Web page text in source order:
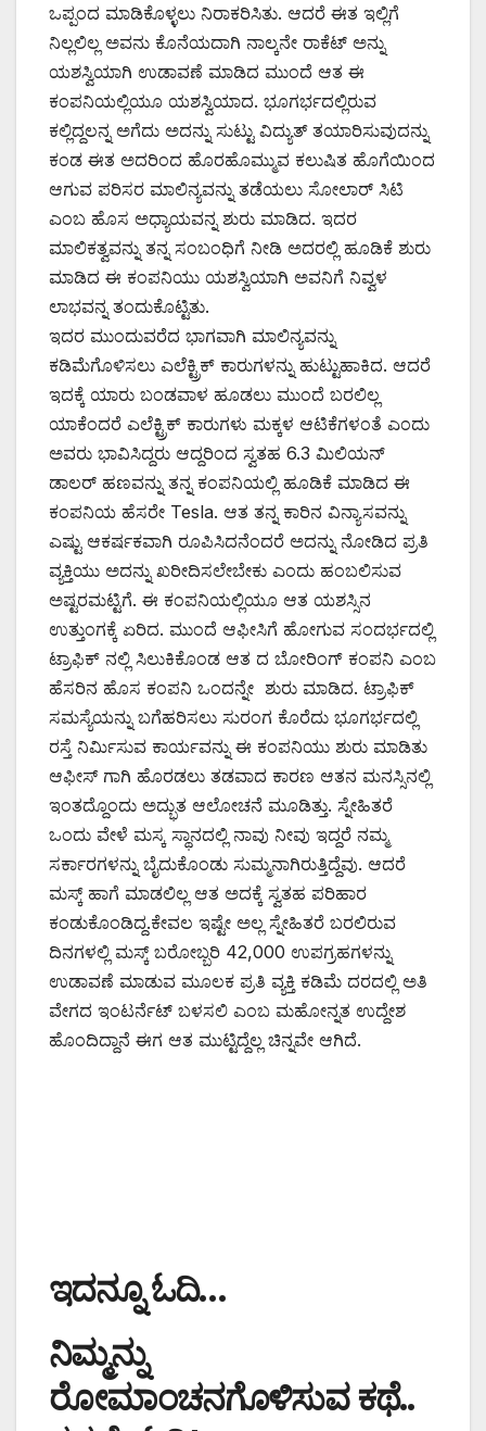
ಒಪ್ಪಂದ ಮಾಡಿಕೊಳ್ಳಲು ನಿರಾಕರಿಸಿತು. ಆದರೆ ಈತ ಇಲ್ಲಿಗೆ
ನಿಲ್ಲಲಿಲ್ಲ ಅವನು ಕೊನೆಯದಾಗಿ ನಾಲ್ಕನೇ ರಾಕೆಟ್ ಅನ್ನು
ಯಶಸ್ವಿಯಾಗಿ ಉಡಾವಣೆ ಮಾಡಿದ ಮುಂದೆ ಆತ ಈ
ಕಂಪನಿಯಲ್ಲಿಯೂ ಯಶಸ್ವಿಯಾದ. ಭೂಗರ್ಭದಲ್ಲಿರುವ
ಕಲ್ಲಿದ್ದಲನ್ನ ಅಗೆದು ಅದನ್ನು ಸುಟ್ಟು ವಿದ್ಯುತ್ ತಯಾರಿಸುವುದನ್ನು
ಕಂಡ ಈತ ಅದರಿಂದ ಹೊರಹೊಮ್ಮುವ ಕಲುಷಿತ ಹೊಗೆಯಿಂದ
ಆಗುವ ಪರಿಸರ ಮಾಲಿನ್ಯವನ್ನು ತಡೆಯಲು ಸೋಲಾರ್ ಸಿಟಿ
ಎಂಬ ಹೊಸ ಅಧ್ಯಾಯವನ್ನ ಶುರು ಮಾಡಿದ. ಇದರ
ಮಾಲಿಕತ್ವವನ್ನು ತನ್ನ ಸಂಬಂಧಿಗೆ ನೀಡಿ ಅದರಲ್ಲಿ ಹೂಡಿಕೆ ಶುರು
ಮಾಡಿದ ಈ ಕಂಪನಿಯು ಯಶಸ್ವಿಯಾಗಿ ಅವನಿಗೆ ನಿವ್ವಳ
ಲಾಭವನ್ನ ತಂದುಕೊಟ್ಟಿತು.
ಇದರ ಮುಂದುವರೆದ ಭಾಗವಾಗಿ ಮಾಲಿನ್ಯವನ್ನು
ಕಡಿಮೆಗೊಳಿಸಲು ಎಲೆಕ್ಟ್ರಿಕ್ ಕಾರುಗಳನ್ನು ಹುಟ್ಟುಹಾಕಿದ. ಆದರೆ
ಇದಕ್ಕೆ ಯಾರು ಬಂಡವಾಳ ಹೂಡಲು ಮುಂದೆ ಬರಲಿಲ್ಲ
ಯಾಕೆಂದರೆ ಎಲೆಕ್ಟ್ರಿಕ್ ಕಾರುಗಳು ಮಕ್ಕಳ ಆಟಿಕೆಗಳಂತೆ ಎಂದು
ಅವರು ಭಾವಿಸಿದ್ದರು ಆದ್ದರಿಂದ ಸ್ವತಹ 6.3 ಮಿಲಿಯನ್
ಡಾಲರ್ ಹಣವನ್ನು ತನ್ನ ಕಂಪನಿಯಲ್ಲಿ ಹೂಡಿಕೆ ಮಾಡಿದ ಈ
ಕಂಪನಿಯ ಹೆಸರೇ Tesla. ಆತ ತನ್ನ ಕಾರಿನ ವಿನ್ಯಾಸವನ್ನು
ಎಷ್ಟು ಆಕರ್ಷಕವಾಗಿ ರೂಪಿಸಿದನೆಂದರೆ ಅದನ್ನು ನೋಡಿದ ಪ್ರತಿ
ವ್ಯಕ್ತಿಯು ಅದನ್ನು ಖರೀದಿಸಲೇಬೇಕು ಎಂದು ಹಂಬಲಿಸುವ
ಅಷ್ಟರಮಟ್ಟಿಗೆ. ಈ ಕಂಪನಿಯಲ್ಲಿಯೂ ಆತ ಯಶಸ್ಸಿನ
ಉತ್ತುಂಗಕ್ಕೆ ಏರಿದ. ಮುಂದೆ ಆಫೀಸಿಗೆ ಹೋಗುವ ಸಂದರ್ಭದಲ್ಲಿ
ಟ್ರಾಫಿಕ್ ನಲ್ಲಿ ಸಿಲುಕಿಕೊಂಡ ಆತ ದ ಬೋರಿಂಗ್ ಕಂಪನಿ ಎಂಬ
ಹೆಸರಿನ ಹೊಸ ಕಂಪನಿ ಒಂದನ್ನೇ ಶುರು ಮಾಡಿದ. ಟ್ರಾಫಿಕ್
ಸಮಸ್ಯೆಯನ್ನು ಬಗೆಹರಿಸಲು ಸುರಂಗ ಕೊರೆದು ಭೂಗರ್ಭದಲ್ಲಿ
ರಸ್ತೆ ನಿರ್ಮಿಸುವ ಕಾರ್ಯವನ್ನು ಈ ಕಂಪನಿಯು ಶುರು ಮಾಡಿತು
ಆಫೀಸ್ ಗಾಗಿ ಹೊರಡಲು ತಡವಾದ ಕಾರಣ ಆತನ ಮನಸ್ಸಿನಲ್ಲಿ
ಇಂತದ್ದೊಂದು ಅದ್ಭುತ ಆಲೋಚನೆ ಮೂಡಿತ್ತು. ಸ್ನೇಹಿತರೆ
ಒಂದು ವೇಳೆ ಮಸ್ಕ ಸ್ಥಾನದಲ್ಲಿ ನಾವು ನೀವು ಇದ್ದರೆ ನಮ್ಮ
ಸರ್ಕಾರಗಳನ್ನು ಬೈದುಕೊಂಡು ಸುಮ್ಮನಾಗಿರುತ್ತಿದ್ದೆವು. ಆದರೆ
ಮಸ್ಕ್ ಹಾಗೆ ಮಾಡಲಿಲ್ಲ ಆತ ಅದಕ್ಕೆ ಸ್ವತಹ ಪರಿಹಾರ
ಕಂಡುಕೊಂಡಿದ್ದ.ಕೇವಲ ಇಷ್ಟೇ ಅಲ್ಲ ಸ್ನೇಹಿತರೆ ಬರಲಿರುವ
ದಿನಗಳಲ್ಲಿ ಮಸ್ಕ್ ಬರೋಬ್ಬರಿ 42,000 ಉಪಗ್ರಹಗಳನ್ನು
ಉಡಾವಣೆ ಮಾಡುವ ಮೂಲಕ ಪ್ರತಿ ವ್ಯಕ್ತಿ ಕಡಿಮೆ ದರದಲ್ಲಿ ಅತಿ
ವೇಗದ ಇಂಟರ್ನೆಟ್ ಬಳಸಲಿ ಎಂಬ ಮಹೋನ್ನತ ಉದ್ದೇಶ
ಹೊಂದಿದ್ದಾನೆ ಈಗ ಆತ ಮುಟ್ಟಿದ್ದೆಲ್ಲ ಚಿನ್ನವೇ ಆಗಿದೆ.
ಇದನ್ನೂ ಓದಿ…
ನಿಮ್ಮನ್ನು
ರೋಮಾಂಚನಗೊಳಿಸುವ ಕಥೆ..